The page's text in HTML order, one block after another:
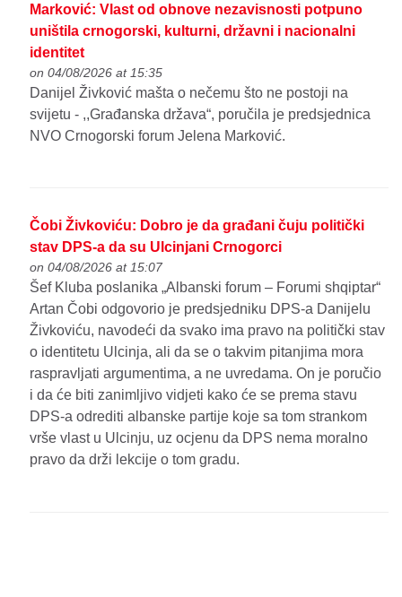
Marković: Vlast od obnove nezavisnosti potpuno
uništila crnogorski, kulturni, državni i nacionalni
identitet
on 04/08/2026 at 15:35
Danijel Živković mašta o nečemu što ne postoji na
svijetu - ,,Građanska država“, poručila je predsjednica
NVO Crnogorski forum Jelena Marković.
Čobi Živkoviću: Dobro je da građani čuju politički
stav DPS-a da su Ulcinjani Crnogorci
on 04/08/2026 at 15:07
Šef Kluba poslanika „Albanski forum – Forumi shqiptar“
Artan Čobi odgovorio je predsjedniku DPS-a Danijelu
Živkoviću, navodeći da svako ima pravo na politički stav
o identitetu Ulcinja, ali da se o takvim pitanjima mora
raspravljati argumentima, a ne uvredama. On je poručio
i da će biti zanimljivo vidjeti kako će se prema stavu
DPS-a odrediti albanske partije koje sa tom strankom
vrše vlast u Ulcinju, uz ocjenu da DPS nema moralno
pravo da drži lekcije o tom gradu.